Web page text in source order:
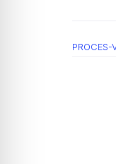
PROCES-